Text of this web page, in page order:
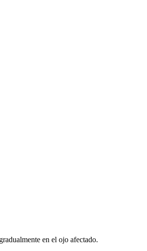
en el ojo afectado.